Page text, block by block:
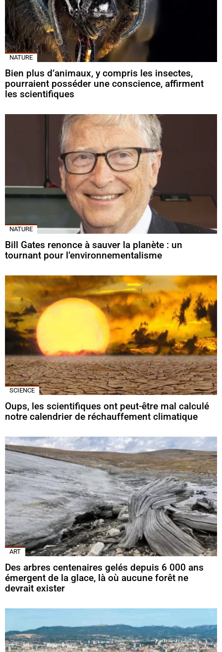
NATURE
Bien plus d’animaux, y compris les insectes,
pourraient posséder une conscience, affirment
les scientifiques
NATURE
Bill Gates renonce à sauver la planète : un
tournant pour l’environnementalisme
SCIENCE
Oups, les scientifiques ont peut-être mal calculé
notre calendrier de réchauffement climatique
ART
Des arbres centenaires gelés depuis 6 000 ans
émergent de la glace, là où aucune forêt ne
devrait exister